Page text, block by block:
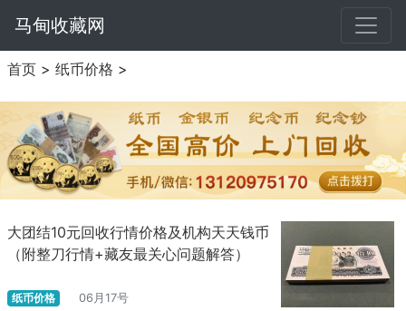
马甸收藏网
首页 > 纸币价格 >
大团结10元回收行情价格及机构天天钱币
（附整刀行情+藏友最关心问题解答）
纸币价格 06月17号